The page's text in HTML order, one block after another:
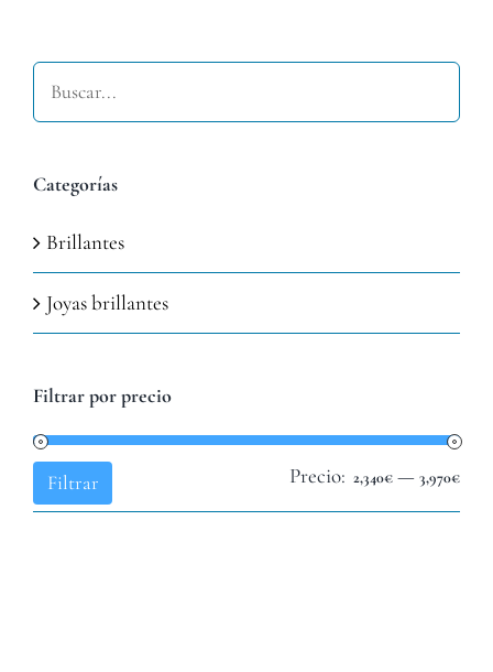
Buscar
Categorías
Brillantes
Joyas brillantes
Filtrar por precio
Filtrar Precio: 2,340€ — 3,970€